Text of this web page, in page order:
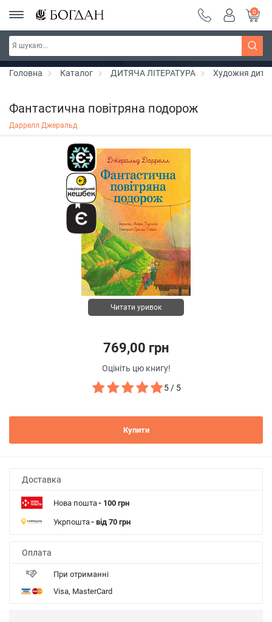
РОЗПРОДАЖ ~ 150 грн ~ 200 грн ~ 250 грн ~
300 грн ~ РОЗПРОДАЖ
Дізнатись більше
0
Головна Каталог ДИТЯЧА ЛІТЕРАТУРА Художня
Фантастична повітряна подорож
Даррелл Джеральд
Читати уривок
769,00 грн
Оцініть цю книгу!
5 / 5
Купити
Доставка
Нова пошта- 100 грн
Укрпошта- від 70 грн
Оплата
При отриманні
Visa, MasterCard